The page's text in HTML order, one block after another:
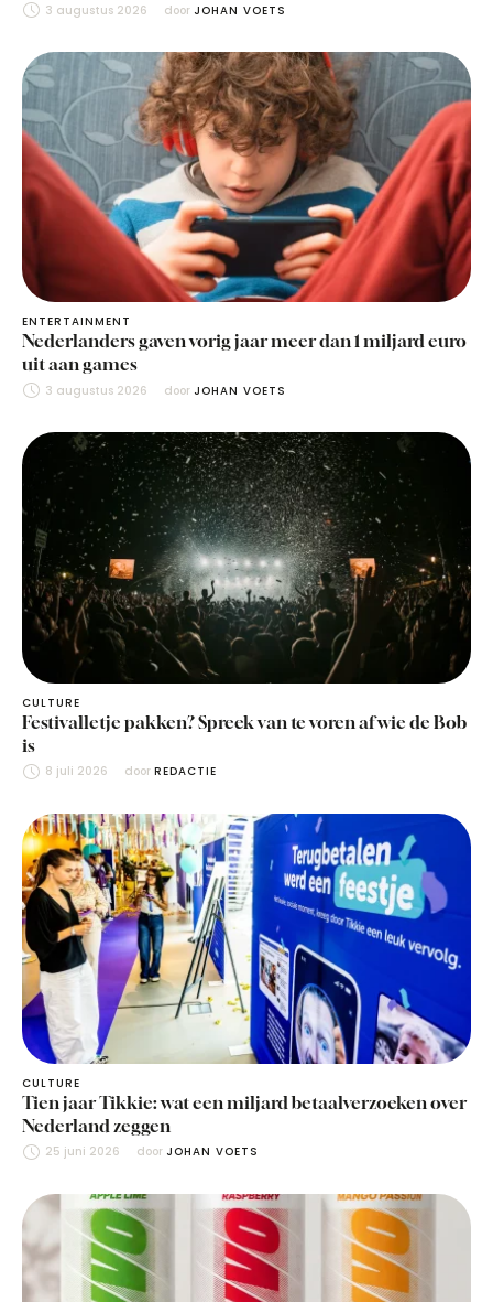
3 augustus 2026 door JOHAN VOETS
ENTERTAINMENT
Nederlanders gaven vorig jaar meer dan 1 miljard euro
uit aan games
3 augustus 2026 door JOHAN VOETS
CULTURE
Festivalletje pakken? Spreek van te voren af wie de Bob
is
8 juli 2026 door REDACTIE
CULTURE
Tien jaar Tikkie: wat een miljard betaalverzoeken over
Nederland zeggen
25 juni 2026 door JOHAN VOETS